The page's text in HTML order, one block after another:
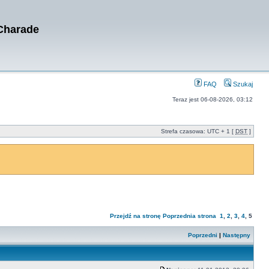
FAQ Szukaj
Teraz jest 06-08-2026, 03:12
Strefa czasowa: UTC + 1 [ DST ]
Przejdź na stronę Poprzednia strona 1 2 3 4 5
Poprzedni | Następny